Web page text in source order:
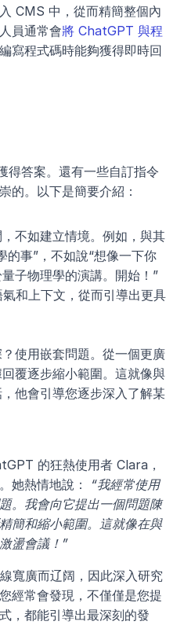
CMS 中，從而精簡整個內
員通常會將 ChatGPT 與程
寫程式碼時能夠獲得即時回
得答案。還有一些自訂指令
的。以下是簡要介紹：
不如建立情境。例如，與其
的事”，不如說“想像一下你
子物理學的演講。開始！”
和上下文，從而引導出更具
使用嵌套問題。從一個更廣
覆逐步縮小範圍。這就像與
他會引導您逐步深入了解某
的狂熱使用者 Clara，
她熱情地說： “我經常使用
。我會向它提出一個問題陳
簡和縮小範圍。這就像在與
盪會議！”
寬廣而辽阔，因此深入研究
經常會發現，不僅僅是您提
，都能引導出最深刻的發